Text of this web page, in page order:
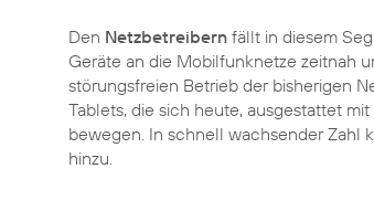
Den Netzbetreibern fällt in diesem
Geräte an die Mobilfunknetze zeitnah
störungsfreien Betrieb der bisherigen
Tablets, die sich heute, ausgestattet
bewegen. In schnell wachsender Zahl
hinzu.